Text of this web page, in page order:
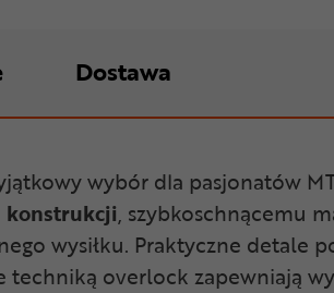
Dostawa
wybór dla pasjonatów
, szybkoschnącemu
wysiłku. Praktyczne detale
overlock zapewniają